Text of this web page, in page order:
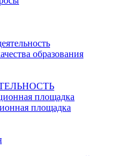
образования
площадка
площадка